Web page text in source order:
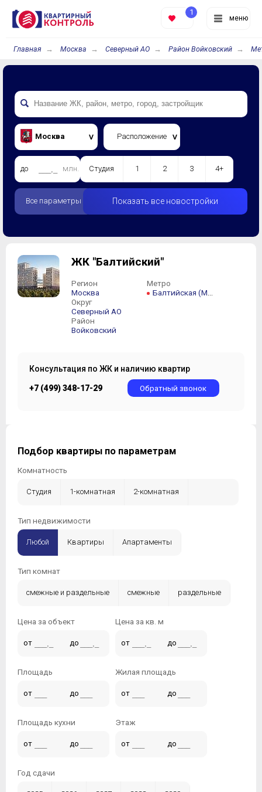
меню
1
Главная Москва Северный АО Район Войковский
Москва Расположение
до млн. Студия 1 2 3 4+
Все параметры Показать все новостройки
ЖК "Балтийский"
Регион
Москва
Округ
Северный АО
Район
Войковский
Метро
Балтийская (МЦК)
Консультация по ЖК и наличию квартир
+7 (499) 348-17-29 Обратный звонок
Подбор квартиры по параметрам
Комнатность
Студия 1-комнатная 2-комнатная
3-комнатная
Тип недвижимости
Любой Квартиры Апартаменты
Тип комнат
смежные и раздельные смежные раздельные
Цена за объект
от до
Цена за кв. м
от до
Площадь
от до
Жилая площадь
от до
Площадь кухни
от до
Этаж
от до
Год сдачи